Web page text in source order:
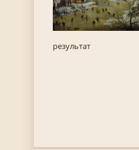
результат